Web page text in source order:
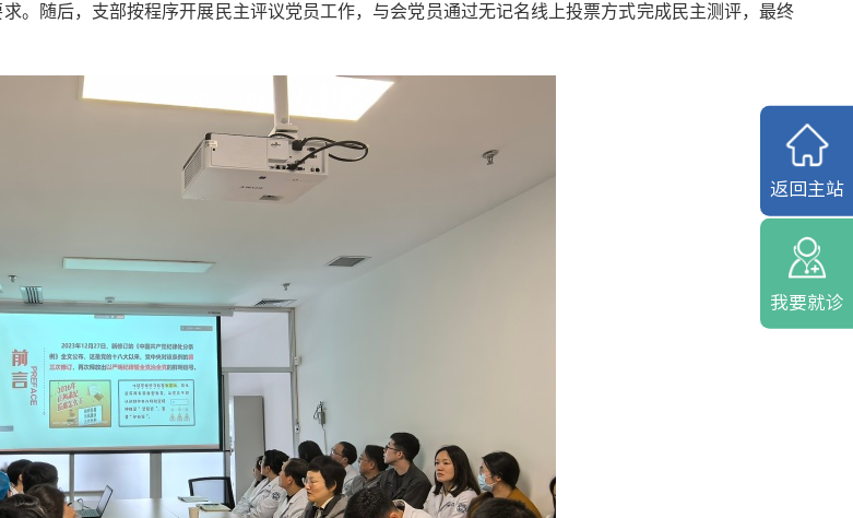
。随后，支部按程序开展民主评议党员工作，与会党员通过无记名线上投票方式完成民主测评，最终
返回主站
我要就诊